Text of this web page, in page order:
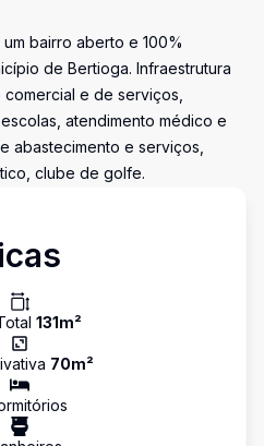
bairro aberto e 100%
de Bertioga. Infraestrutura
e de serviços,
atendimento médico e
abastecimento e serviços,
clube de golfe.
131m²
70m²
s